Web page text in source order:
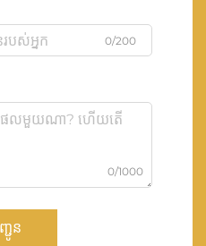
0/200
0/1000
ជូន